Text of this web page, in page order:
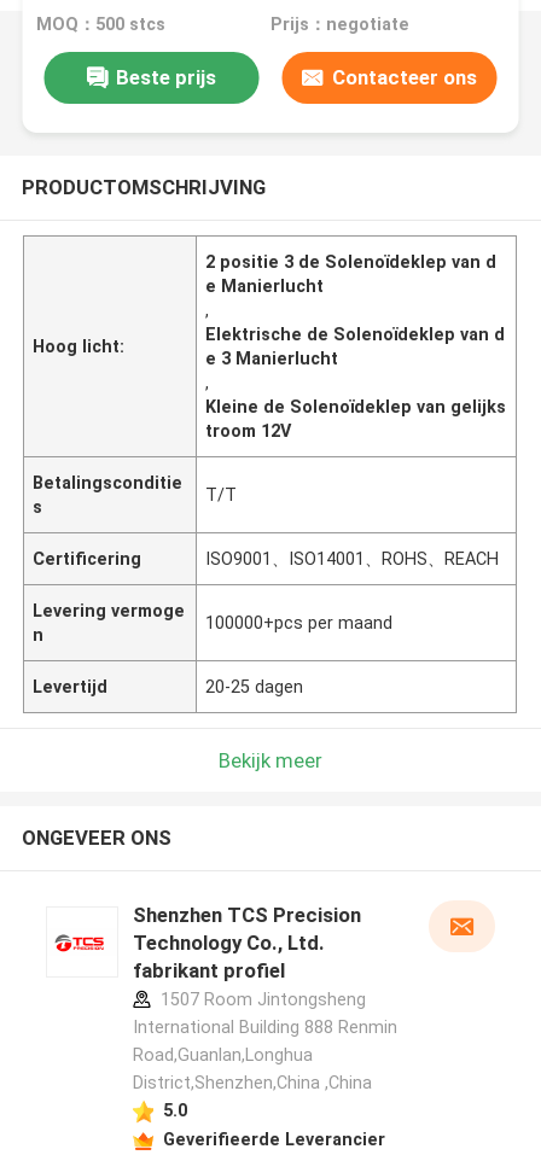
Schoonheidsapparaat
MOQ：500 stcs Prijs：negotiate
Beste prijs Contacteer ons
PRODUCTOMSCHRIJVING
Hoog licht:
2 positie 3 de Solenoïdeklep van d
e Manierlucht
,
Elektrische de Solenoïdeklep van d
e 3 Manierlucht
,
Kleine de Solenoïdeklep van gelijks
troom 12V
Betalingsconditie
s
T/T
Certificering ISO9001、ISO14001、ROHS、REACH
Levering vermoge
n
100000+pcs per maand
Levertijd 20-25 dagen
Bekijk meer
ONGEVEER ONS
Shenzhen TCS Precision
Technology Co., Ltd.
fabrikant profiel
1507 Room Jintongsheng
International Building 888 Renmin
Road,Guanlan,Longhua
District,Shenzhen,China ,China
5.0
Geverifieerde Leverancier